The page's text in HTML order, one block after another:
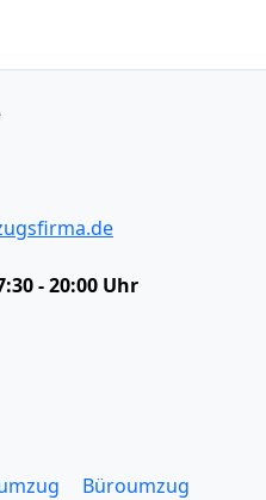
- 20:00 Uhr
Büroumzug